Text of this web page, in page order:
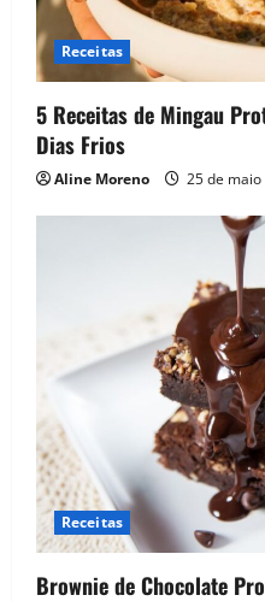
Receitas
5 Receitas de Mingau
Dias Frios
Aline Moreno 25 de
Receitas
Brownie de Chocolate